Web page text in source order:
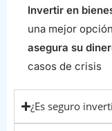
Invertir en
una mejor
asegura su
casos de crisis
¿Es seguro